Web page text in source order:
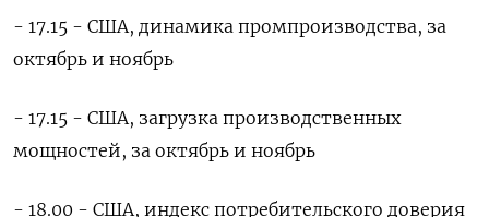
- 17.15 - США, динамика промпроизводства, за
октябрь ⁠и ноябрь
- 17.15 - США, загрузка производственных
мощностей, за октябрь и ноябрь
- ‍18.00 - США, индекс потребительского доверия